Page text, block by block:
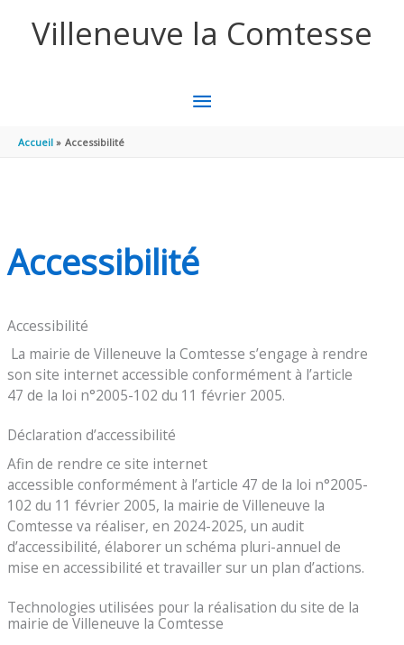
Villeneuve la Comtesse
MENU
Accueil Accessibilité
Accessibilité
Accessibilité
La mairie de Villeneuve la Comtesse s’engage à rendre
son site internet accessible conformément à l’article
47 de la loi n°2005-102 du 11 février 2005.
Déclaration d’accessibilité
Afin de rendre ce site internet
accessible conformément à l’article 47 de la loi n°2005-
102 du 11 février 2005, la mairie de Villeneuve la
Comtesse va réaliser, en 2024-2025, un audit
d’accessibilité, élaborer un schéma pluri-annuel de
mise en accessibilité et travailler sur un plan d’actions.
Technologies utilisées pour la réalisation du site de la
mairie de Villeneuve la Comtesse